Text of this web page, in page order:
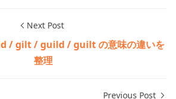
Next Post
/ gilt / guild / guilt の意味の違いを
整理
Previous Post